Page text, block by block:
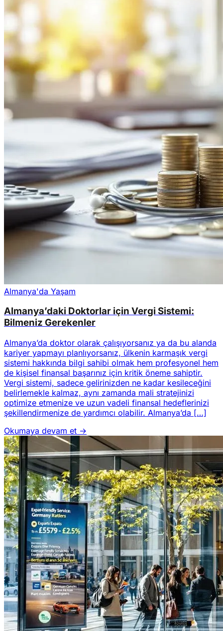
Almanya'da Yaşam
Almanya’daki Doktorlar için Vergi Sistemi:
Bilmeniz Gerekenler
Almanya’da doktor olarak çalışıyorsanız ya da bu alanda
kariyer yapmayı planlıyorsanız, ülkenin karmaşık vergi
sistemi hakkında bilgi sahibi olmak hem profesyonel hem
de kişisel finansal başarınız için kritik öneme sahiptir.
Vergi sistemi, sadece gelirinizden ne kadar kesileceğini
belirlemekle kalmaz, aynı zamanda mali stratejinizi
optimize etmenize ve uzun vadeli finansal hedeflerinizi
şekillendirmenize de yardımcı olabilir. Almanya’da […]
Okumaya devam et →